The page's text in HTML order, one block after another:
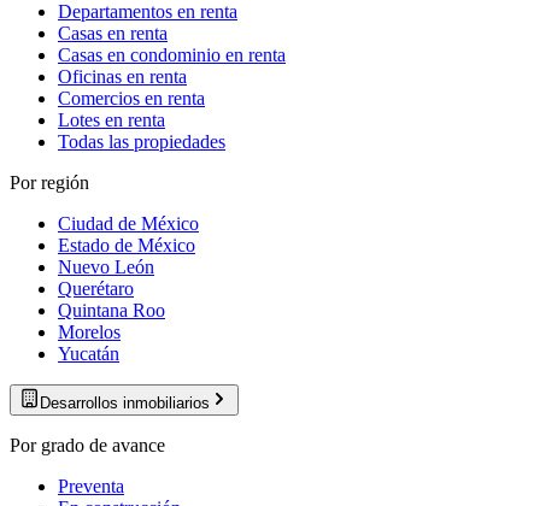
Departamentos en renta
Casas en renta
Casas en condominio en renta
Oficinas en renta
Comercios en renta
Lotes en renta
Todas las propiedades
Por región
Ciudad de México
Estado de México
Nuevo León
Querétaro
Quintana Roo
Morelos
Yucatán
Desarrollos inmobiliarios
Por grado de avance
Preventa